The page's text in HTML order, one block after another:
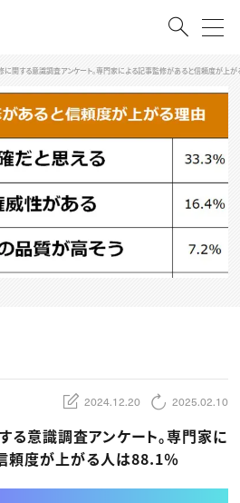
会員登録
索
関する意識調査アンケート。専門家による記事監修があると信頼度が上
2024.12.20 2025.02.10
意識調査アンケート。専門家に
頼度が上がる人は88.1％